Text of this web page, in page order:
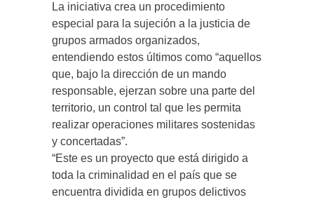
La iniciativa crea un procedimiento
especial para la sujeción a la justicia de
grupos armados organizados,
entendiendo estos últimos como “aquellos
que, bajo la dirección de un mando
responsable, ejerzan sobre una parte del
territorio, un control tal que les permita
realizar operaciones militares sostenidas
y concertadas”.
“Este es un proyecto que está dirigido a
toda la criminalidad en el país que se
encuentra dividida en grupos delictivos